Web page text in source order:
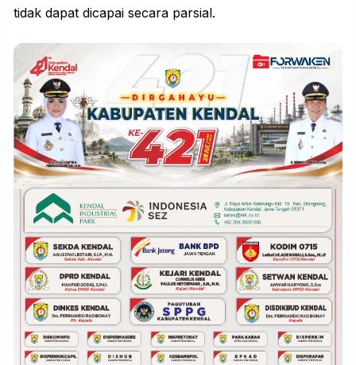
tidak dapat dicapai secara parsial.